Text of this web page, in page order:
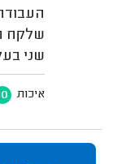
שלקח
שני
איכות